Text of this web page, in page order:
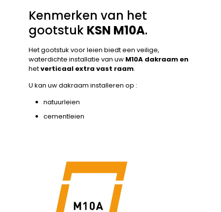
Kenmerken van het
gootstuk KSN M10A.
Het gootstuk voor leien biedt een veilige,
waterdichte installatie van uw M10A dakraam en
hetverticaal extra vast raam.
U kan uw dakraam installeren op :
natuurleien
cementleien